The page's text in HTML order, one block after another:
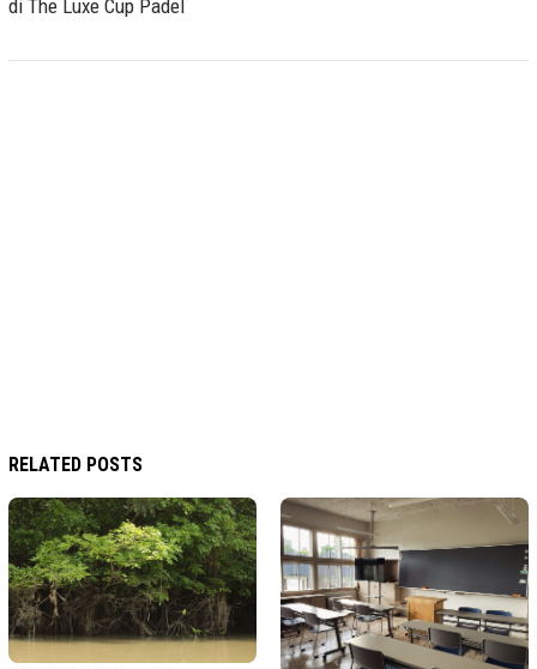
di The Luxe Cup Padel
RELATED POSTS